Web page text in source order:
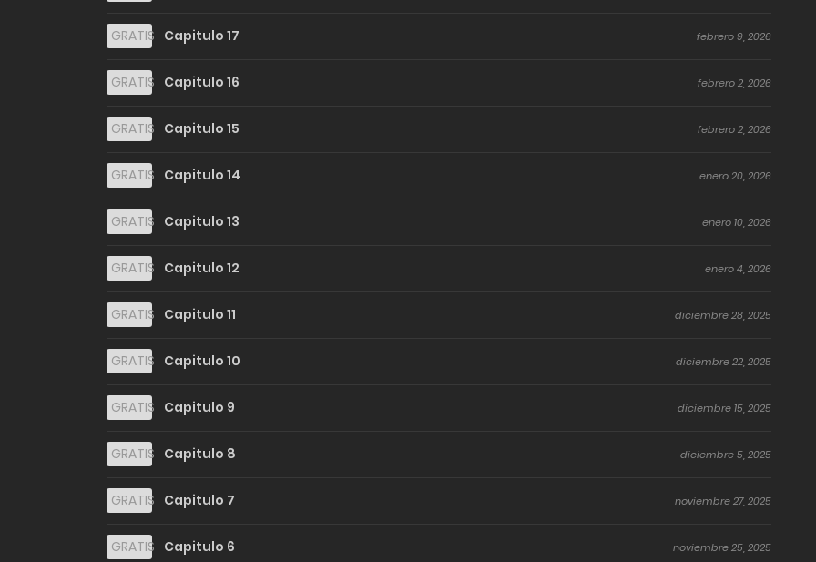
GRATIS Capitulo 17 febrero 9, 2026
GRATIS Capitulo 16 febrero 2, 2026
GRATIS Capitulo 15 febrero 2, 2026
GRATIS Capitulo 14 enero 20, 2026
GRATIS Capitulo 13 enero 10, 2026
GRATIS Capitulo 12 enero 4, 2026
GRATIS Capitulo 11 diciembre 28, 2025
GRATIS Capitulo 10 diciembre 22, 2025
GRATIS Capitulo 9 diciembre 15, 2025
GRATIS Capitulo 8 diciembre 5, 2025
GRATIS Capitulo 7 noviembre 27, 2025
GRATIS Capitulo 6 noviembre 25, 2025